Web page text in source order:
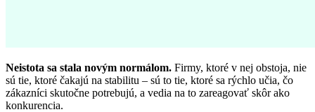
Neistota sa stala novým normálom. Firmy, ktoré v nej obstoja, nie
sú tie, ktoré čakajú na stabilitu – sú to tie, ktoré sa rýchlo učia, čo
zákazníci skutočne potrebujú, a vedia na to zareagovať skôr ako
konkurencia.